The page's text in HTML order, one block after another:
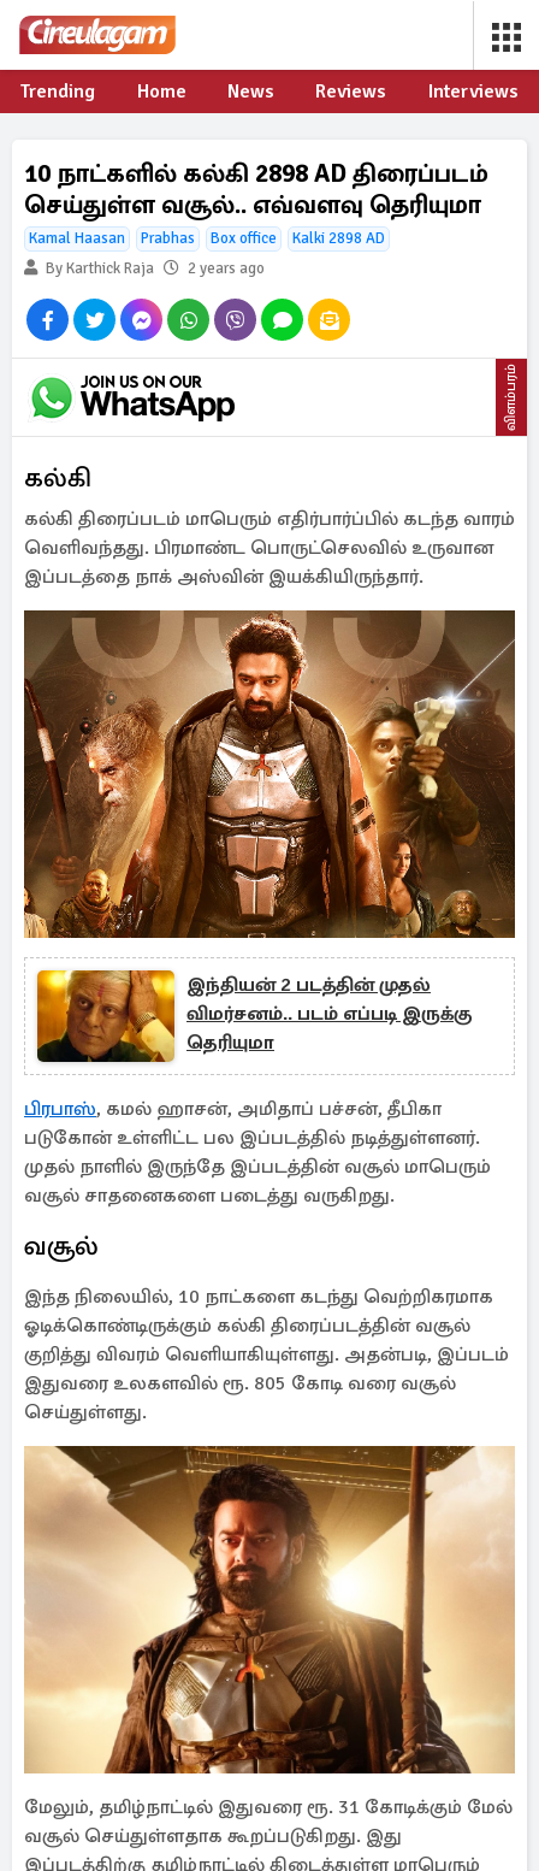
Trending Home News Reviews Interviews
10 நாட்களில் கல்கி 2898 AD திரைப்படம்
செய்துள்ள வசூல்.. எவ்வளவு தெரியுமா
Kamal Haasan Prabhas Box office
Kalki 2898 AD
By Karthick Raja
2 years ago
விளம்பரம்
கல்கி
கல்கி திரைப்படம் மாபெரும் எதிர்பார்ப்பில் கடந்த வாரம்
வெளிவந்தது. பிரமாண்ட பொருட்செலவில் உருவான
இப்படத்தை நாக் அஸ்வின் இயக்கியிருந்தார்.
இந்தியன் 2 படத்தின் முதல்
விமர்சனம்.. படம் எப்படி இருக்கு
தெரியுமா
பிரபாஸ், கமல் ஹாசன், அமிதாப் பச்சன், தீபிகா
படுகோன் உள்ளிட்ட பல இப்படத்தில் நடித்துள்ளனர்.
முதல் நாளில் இருந்தே இப்படத்தின் வசூல் மாபெரும்
வசூல் சாதனைகளை படைத்து வருகிறது.
வசூல்
இந்த நிலையில், 10 நாட்களை கடந்து வெற்றிகரமாக
ஓடிக்கொண்டிருக்கும் கல்கி திரைப்படத்தின் வசூல்
குறித்து விவரம் வெளியாகியுள்ளது. அதன்படி, இப்படம்
இதுவரை உலகளவில் ரூ. 805 கோடி வரை வசூல்
செய்துள்ளது.
மேலும், தமிழ்நாட்டில் இதுவரை ரூ. 31 கோடிக்கும் மேல்
வசூல் செய்துள்ளதாக கூறப்படுகிறது. இது
இப்படத்திற்கு தமிழ்நாட்டில் கிடைத்துள்ள மாபெரும்